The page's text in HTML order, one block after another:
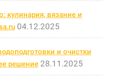
кулинария, вязание и
04.12.2025
и очистки
решение 28.11.2025